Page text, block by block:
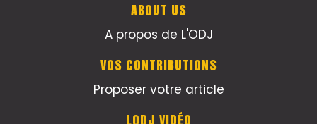
ABOUT US
A propos de L'ODJ
VOS CONTRIBUTIONS
Proposer votre article
LODJ VIDÉO